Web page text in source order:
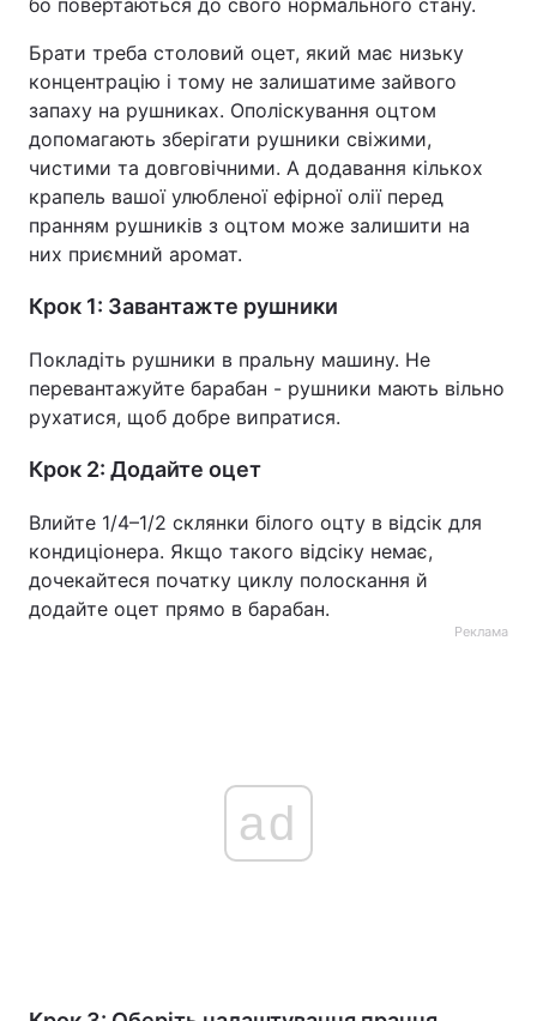
бо повертаються до свого нормального стану.
Брати треба столовий оцет, який має низьку
концентрацію і тому не залишатиме зайвого
запаху на рушниках. Ополіскування оцтом
допомагають зберігати рушники свіжими,
чистими та довговічними. А додавання кількох
крапель вашої улюбленої ефірної олії перед
пранням рушників з оцтом може залишити на
них приємний аромат.
Крок 1: Завантажте рушники
Покладіть рушники в пральну машину. Не
перевантажуйте барабан - рушники мають вільно
рухатися, щоб добре випратися.
Крок 2: Додайте оцет
Влийте 1/4–1/2 склянки білого оцту в відсік для
кондиціонера. Якщо такого відсіку немає,
дочекайтеся початку циклу полоскання й
додайте оцет прямо в барабан.
Реклама
ad